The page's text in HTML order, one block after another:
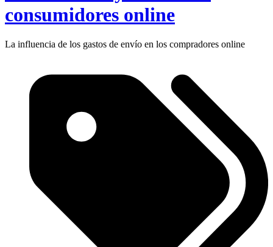
consumidores online
La influencia de los gastos de envío en los compradores online